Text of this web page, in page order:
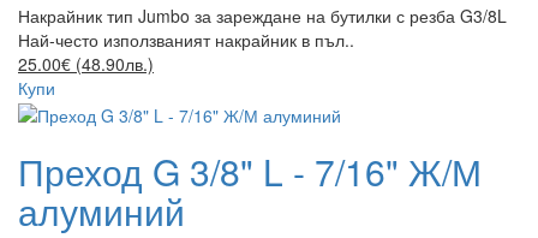
Накрайник тип Jumbo за зареждане на бутилки с резба G3/8L
Най-често използваният накрайник в пъл..
25.00€ (48.90лв.)
Купи
Преход G 3/8" L - 7/16" Ж/М
алуминий